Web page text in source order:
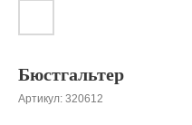
Бюстгальтер
Артикул: 320612